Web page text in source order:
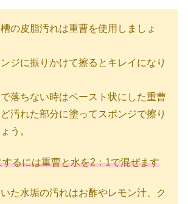
の皮脂汚れは重曹を使用しましょ
ジに振りかけて擦るとキレイになり
落ちない時はペースト状にした重曹
汚れた部分に塗ってスポンジで擦り
う。
るには重曹と水を2：1で混ぜます
た水垢の汚れはお酢やレモン汁、ク